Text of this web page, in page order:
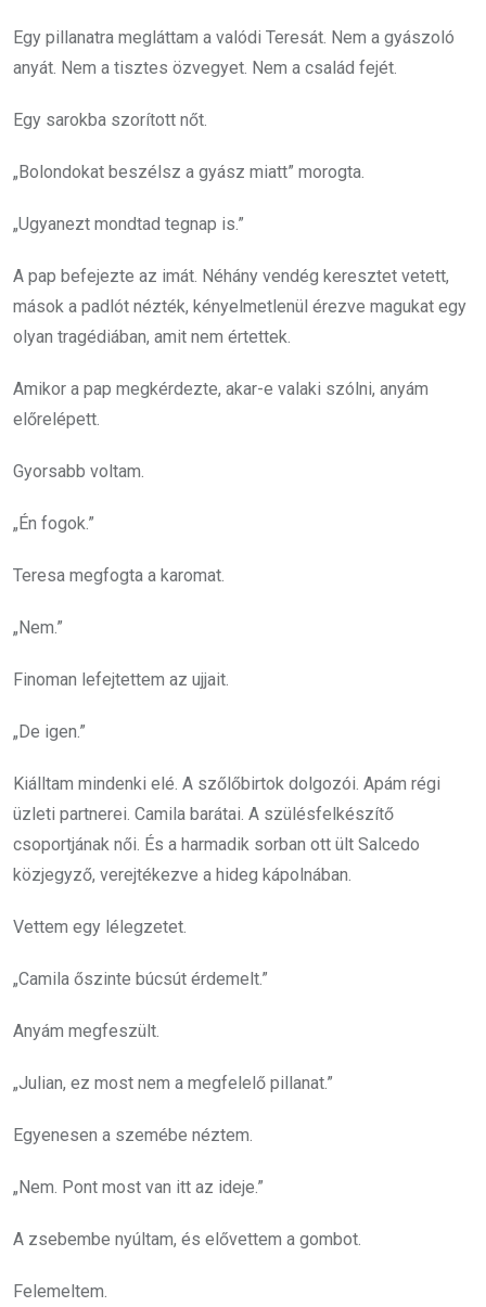
Egy pillanatra megláttam a valódi Teresát. Nem a gyászoló
anyát. Nem a tisztes özvegyet. Nem a család fejét.
Egy sarokba szorított nőt.
„Bolondokat beszélsz a gyász miatt” morogta.
„Ugyanezt mondtad tegnap is.”
A pap befejezte az imát. Néhány vendég keresztet vetett,
mások a padlót nézték, kényelmetlenül érezve magukat egy
olyan tragédiában, amit nem értettek.
Amikor a pap megkérdezte, akar-e valaki szólni, anyám
előrelépett.
Gyorsabb voltam.
„Én fogok.”
Teresa megfogta a karomat.
„Nem.”
Finoman lefejtettem az ujjait.
„De igen.”
Kiálltam mindenki elé. A szőlőbirtok dolgozói. Apám régi
üzleti partnerei. Camila barátai. A szülésfelkészítő
csoportjának női. És a harmadik sorban ott ült Salcedo
közjegyző, verejtékezve a hideg kápolnában.
Vettem egy lélegzetet.
„Camila őszinte búcsút érdemelt.”
Anyám megfeszült.
„Julian, ez most nem a megfelelő pillanat.”
Egyenesen a szemébe néztem.
„Nem. Pont most van itt az ideje.”
A zsebembe nyúltam, és elővettem a gombot.
Felemeltem.